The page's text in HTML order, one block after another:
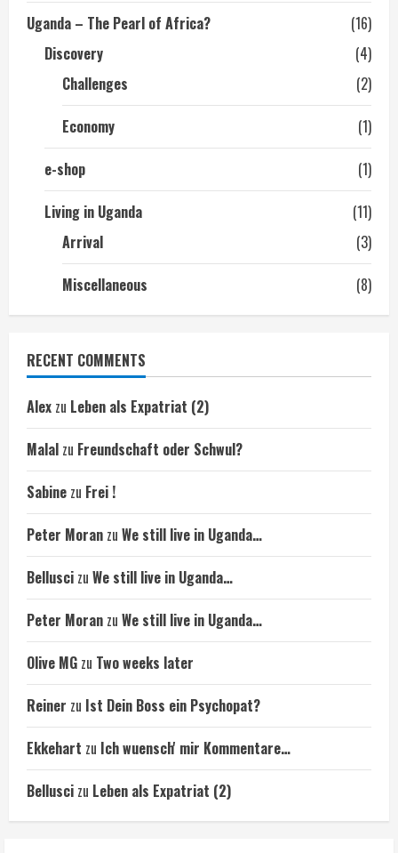
Uganda – The Pearl of Africa?
(16)
Discovery
(4)
Challenges
(2)
Economy
(1)
e-shop
(1)
Living in Uganda
(11)
Arrival
(3)
Miscellaneous
(8)
RECENT COMMENTS
Alex zu Leben als Expatriat (2)
Malal zu Freundschaft oder Schwul?
Sabine zu Frei !
Peter Moran zu We still live in Uganda…
Bellusci zu We still live in Uganda…
Peter Moran zu We still live in Uganda…
Olive MG zu Two weeks later
Reiner zu Ist Dein Boss ein Psychopat?
Ekkehart zu Ich wuensch' mir Kommentare…
Bellusci zu Leben als Expatriat (2)